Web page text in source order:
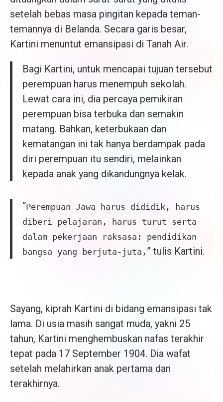
setelah bebas masa pingitan kepada teman-
temannya di Belanda. Secara garis besar,
Kartini menuntut emansipasi di Tanah Air.
Bagi Kartini, untuk mencapai tujuan tersebut
perempuan harus menempuh sekolah.
Lewat cara ini, dia percaya pemikiran
perempuan bisa terbuka dan semakin
matang. Bahkan, keterbukaan dan
kematangan ini tak hanya berdampak pada
diri perempuan itu sendiri, melainkan
kepada anak yang dikandungnya kelak.
“Perempuan Jawa harus dididik, harus
diberi pelajaran, harus turut serta
dalam pekerjaan raksasa: pendidikan
bangsa yang berjuta-juta, ” tulis Kartini.
Sayang, kiprah Kartini di bidang emansipasi tak
lama. Di usia masih sangat muda, yakni 25
tahun, Kartini menghembuskan nafas terakhir
tepat pada 17 September 1904. Dia wafat
setelah melahirkan anak pertama dan
terakhirnya.